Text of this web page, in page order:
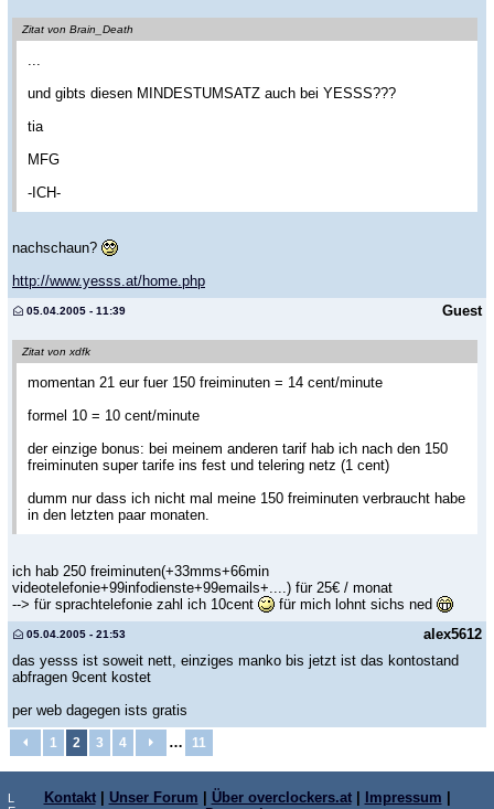
Zitat von Brain_Death
und gibts diesen MINDESTUMSATZ auch bei YESSS???
tia
MFG
-ICH-
nachschaun?
http://www.yesss.at/home.php
Guest
05.04.2005 - 11:39
Zitat von xdfk
momentan 21 eur fuer 150 freiminuten = 14 cent/minute
formel 10 = 10 cent/minute
der einzige bonus: bei meinem anderen tarif hab ich nach den 150
freiminuten super tarife ins fest und telering netz (1 cent)
dumm nur dass ich nicht mal meine 150 freiminuten verbraucht habe
in den letzten paar monaten.
ich hab 250 freiminuten(+33mms+66min
videotelefonie+99infodienste+99emails+....) für 25€ / monat
--> für sprachtelefonie zahl ich 10cent
für mich lohnt sichs ned
alex5612
05.04.2005 - 21:53
das yesss ist soweit nett, einziges manko bis jetzt ist das kontostand
abfragen 9cent kostet
per web dagegen ists gratis
1 2 3 4 … 11
L
Kontakt| Unser Forum Über overclockers.at| Impressum